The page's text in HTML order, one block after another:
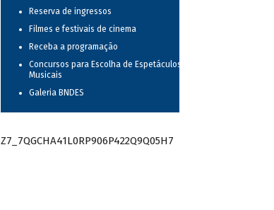
Reserva de ingressos
Filmes e festivais de cinema
Receba a programação
Concursos para Escolha de Espetáculos
Musicais
Galeria BNDES
Z7_7QGCHA41L0RP906P422Q9Q05H7